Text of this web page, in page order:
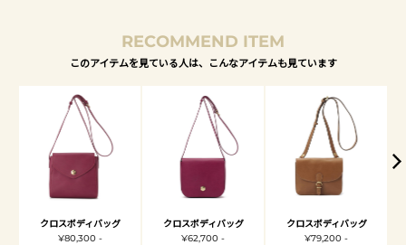
RECOMMEND ITEM
このアイテムを見ている人は、こんなアイテムも見ています
クロスボディバッグ
¥80,300 -
クロスボディバッグ
¥62,700 -
クロスボディバッグ
¥79,200 -